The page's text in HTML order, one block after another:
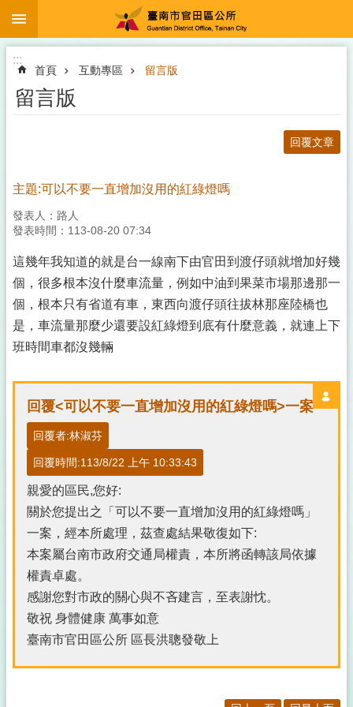
跳到主要內容區塊
:::
首頁 互動專區 留言版
留言版
回覆文章
主題:可以不要一直增加沒用的紅綠燈嗎
發表人：路人
發表時間：113-08-20 07:34
這幾年我知道的就是台一線南下由官田到渡仔頭就增加好幾
個，很多根本沒什麼車流量，例如中油到果菜市場那邊那一
個，根本只有省道有車，東西向渡仔頭往拔林那座陸橋也
是，車流量那麼少還要設紅綠燈到底有什麼意義，就連上下
班時間車都沒幾輛
回覆<可以不要一直增加沒用的紅綠燈嗎>一案
回覆者:林淑芬
回覆時間:113/8/22 上午 10:33:43
親愛的區民,您好:
關於您提出之「可以不要一直增加沒用的紅綠燈嗎」
一案，經本所處理，茲查處結果敬復如下:
本案屬台南市政府交通局權責，本所將函轉該局依據
權責卓處。
感謝您對市政的關心與不吝建言，至表謝忱。
敬祝 身體健康 萬事如意
臺南市官田區公所 區長洪聰發敬上